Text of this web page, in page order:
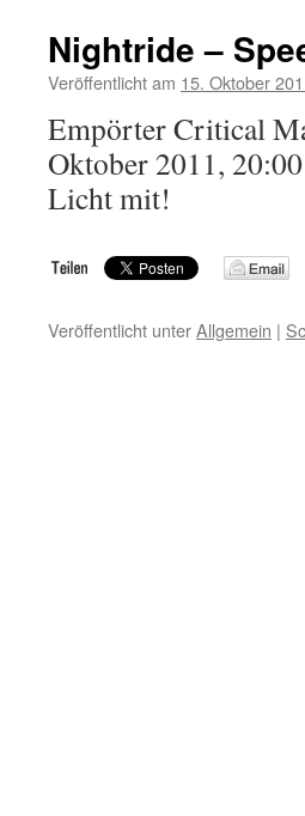
Nightride –
Veröffentlicht am 15. Oktober
Empörter Critical
Oktober 2011,
Licht mit!
Veröffentlicht unterAllgemein |